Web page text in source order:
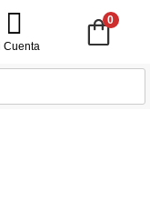
Cuenta
0